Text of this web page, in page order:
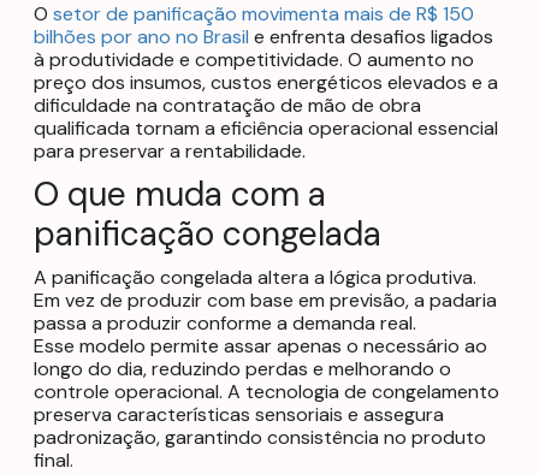
Osetor de panificação movimenta mais de R$ 150
bilhões por ano no Brasil e enfrenta desafios ligados
à produtividade e competitividade. O aumento no
preço dos insumos, custos energéticos elevados e a
dificuldade na contratação de mão de obra
qualificada tornam a eficiência operacional essencial
para preservar a rentabilidade.
O que muda com a
panificação congelada
A panificação congelada altera a lógica produtiva.
Em vez de produzir com base em previsão, a padaria
passa a produzir conforme a demanda real.
Esse modelo permite assar apenas o necessário ao
longo do dia, reduzindo perdas e melhorando o
controle operacional. A tecnologia de congelamento
preserva características sensoriais e assegura
padronização, garantindo consistência no produto
final.